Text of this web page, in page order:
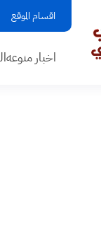
اقسام الموقع
اخبار منوعه